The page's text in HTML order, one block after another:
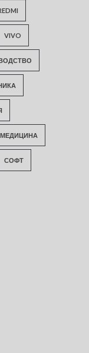
VIVO
МЕДИЦИНА
СОФТ